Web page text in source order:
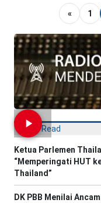
« 1
Most Read
Ketua Parlemen
“Memperingati HUT
Thailand”
DK PBB Menilai